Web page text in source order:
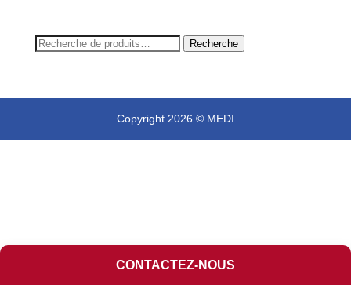
Recherche
Recherche
Copyright 2026 © MEDI
CONTACTEZ-NOUS